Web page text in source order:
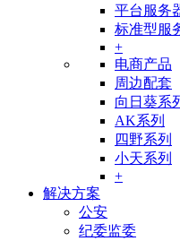
平台服务
标准型服
+
电商产品
周边配套
向日葵系
AK系列
四野系列
小天系列
+
解决方案
公安
纪委监委